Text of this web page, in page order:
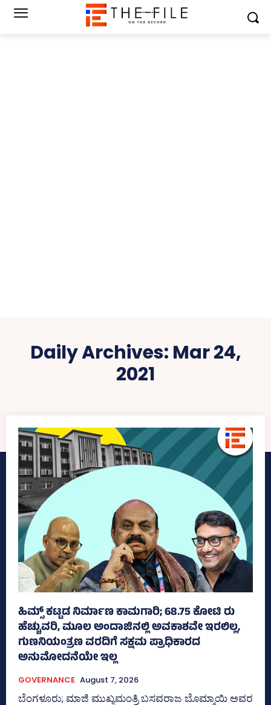
Daily Archives: Mar 24,
2021
ಹಿಮ್ಸ್‌ ಕಟ್ಟಡ ನಿರ್ಮಾಣ ಕಾಮಗಾರಿ; 68.75 ಕೋಟಿ ರು
ಹೆಚ್ಚುವರಿ, ಮೂಲ ಅಂದಾಜಿನಲ್ಲಿ ಅವಕಾಶವೇ ಇರಲಿಲ್ಲ,
ಗುಣನಿಯಂತ್ರಣ ವರದಿಗೆ ಸಕ್ಷಮ ಪ್ರಾಧಿಕಾರದ
ಅನುಮೋದನೆಯೇ ಇಲ್ಲ
GOVERNANCE August 7, 2026
ಬೆಂಗಳೂರು; ಮಾಜಿ ಮುಖ್ಯಮಂತ್ರಿ ಬಸವರಾಜ ಬೊಮ್ಮಾಯಿ ಅವರ